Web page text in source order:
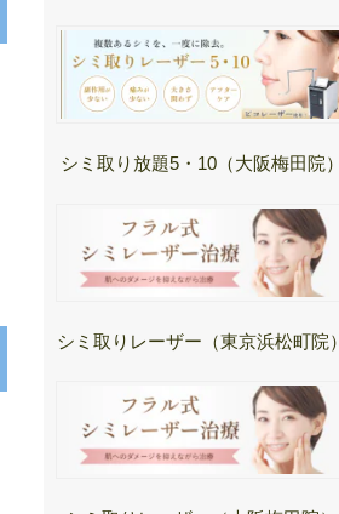
シミ取り放題5・10（大阪梅田院）
シミ取りレーザー（東京浜松町院）